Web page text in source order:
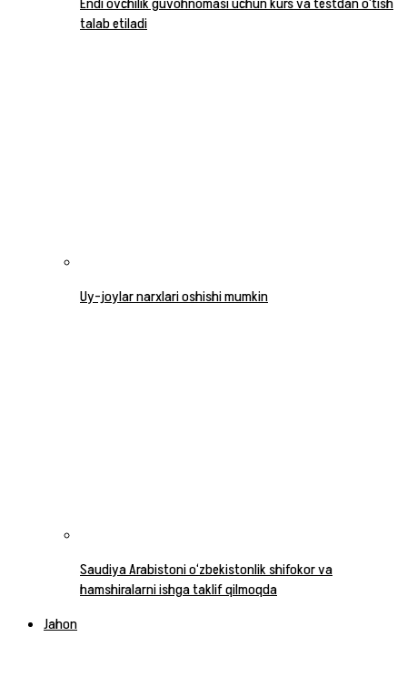
Endi ovchilik guvohnomasi uchun kurs va testdan o‘tish
talab etiladi
Uy-joylar narxlari oshishi mumkin
Saudiya Arabistoni o‘zbekistonlik shifokor va
hamshiralarni ishga taklif qilmoqda
Jahon